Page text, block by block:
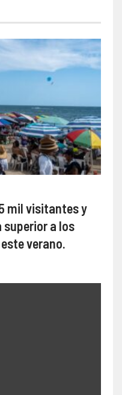
mil visitantes y
a los
verano.